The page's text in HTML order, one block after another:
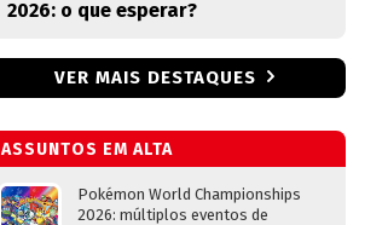
2026: o que esperar?
VER MAIS DESTAQUES
ASSUNTOS EM ALTA
Pokémon World Championships
2026: múltiplos eventos de